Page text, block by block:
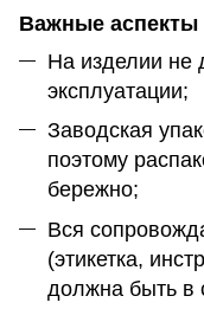
Важные аспекты
На изделии не
эксплуатации;
Заводская
поэтому
бережно;
Вся
(этикетка,
должна быть в